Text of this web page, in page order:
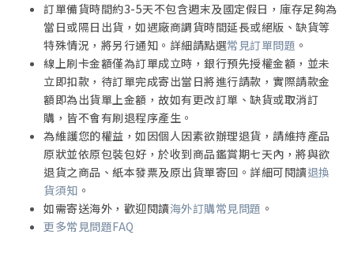
訂單備貨時間約3-5天不包含週末及國定假日，庫存足夠為
當日或隔日出貨，如遇廠商調貨時間延長或絕版、缺貨等
特殊情況，將另行通知。詳細請點選常見訂單問題 。
線上刷卡金額僅為訂單成立時，銀行預先授權金額，並未
立即扣款，待訂單完成寄出當日將進行請款，實際請款金
額即為出貨單上金額，故如有更改訂單、缺貨或取消訂
購，皆不會有刷退程序產生。
為維護您的權益，如因個人因素欲辦理退貨，請維持產品
原狀並依原包裝包好，於收到商品鑑賞期七天內，將與欲
退貨之商品、紙本發票及原出貨單寄回。詳細可閱讀退換
貨須知 。
如需寄送海外，歡迎閱讀海外訂購常見問題 。
更多常見問題FAQ